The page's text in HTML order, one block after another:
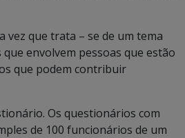
vez que trata – se de um tema
envolvem pessoas que estão
que podem contribuir
Os questionários com
de 100 funcionários de um